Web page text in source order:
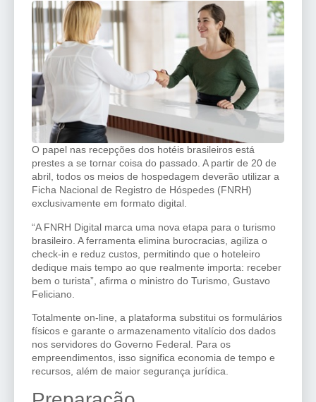
O papel nas recepções dos hotéis brasileiros está
prestes a se tornar coisa do passado. A partir de 20 de
abril, todos os meios de hospedagem deverão utilizar a
Ficha Nacional de Registro de Hóspedes (FNRH)
exclusivamente em formato digital.
“A FNRH Digital marca uma nova etapa para o turismo
brasileiro. A ferramenta elimina burocracias, agiliza o
check-in e reduz custos, permitindo que o hoteleiro
dedique mais tempo ao que realmente importa: receber
bem o turista”, afirma o ministro do Turismo, Gustavo
Feliciano.
Totalmente on-line, a plataforma substitui os formulários
físicos e garante o armazenamento vitalício dos dados
nos servidores do Governo Federal. Para os
empreendimentos, isso significa economia de tempo e
recursos, além de maior segurança jurídica.